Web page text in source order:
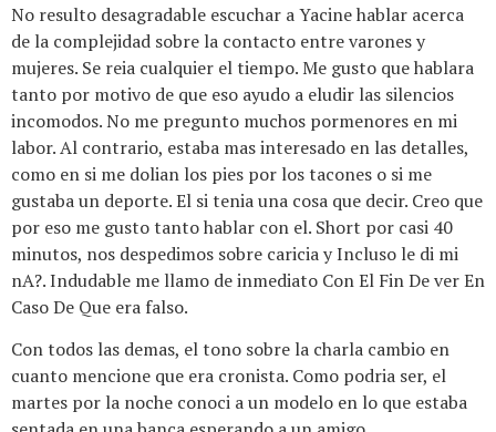
No resulto desagradable escuchar a Yacine hablar acerca
de la complejidad sobre la contacto entre varones y
mujeres. Se reia cualquier el tiempo. Me gusto que hablara
tanto por motivo de que eso ayudo a eludir las silencios
incomodos. No me pregunto muchos pormenores en mi
labor. Al contrario, estaba mas interesado en las detalles,
como en si me dolian los pies por los tacones o si me
gustaba un deporte. El si tenia una cosa que decir. Creo que
por eso me gusto tanto hablar con el. Short por casi 40
minutos, nos despedimos sobre caricia y Incluso le di mi
nA?. Indudable me llamo de inmediato Con El Fin De ver En
Caso De Que era falso.
Con todos las demas, el tono sobre la charla cambio en
cuanto mencione que era cronista. Como podri­a ser, el
martes por la noche conoci a un modelo en lo que estaba